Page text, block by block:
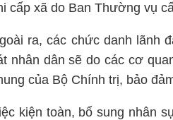
cấp xã do Ban Thường vụ
ra, các chức danh lãnh
nhân dân sẽ do các cơ
của Bộ Chính trị, bảo
kiện toàn, bổ sung nhân